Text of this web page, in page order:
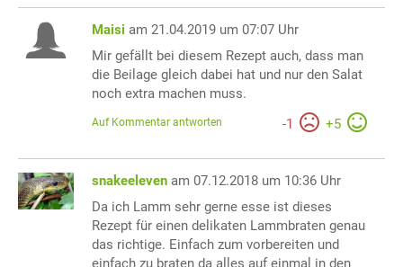
Maisi am 21.04.2019 um 07:07 Uhr
Mir gefällt bei diesem Rezept auch, dass man
die Beilage gleich dabei hat und nur den Salat
noch extra machen muss.
-1 +5
Auf Kommentar antworten
snakeeleven am 07.12.2018 um 10:36 Uhr
Da ich Lamm sehr gerne esse ist dieses
Rezept für einen delikaten Lammbraten genau
das richtige. Einfach zum vorbereiten und
einfach zu braten da alles auf einmal in den